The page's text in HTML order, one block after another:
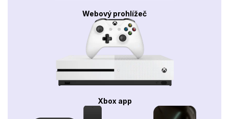
Webový prohlížeč
Xbox app